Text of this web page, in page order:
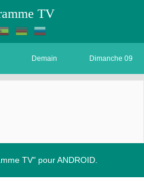
TV
Demain Dimanche 09
TV" pour ANDROID.